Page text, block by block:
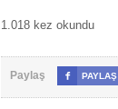
1.018 kez okundu
Paylaş  PAYLAŞ